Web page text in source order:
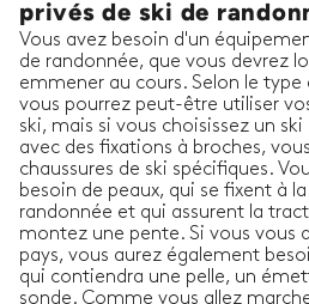
privés de ski de
Vous avez besoin d'un
de randonnée, que vous devrez
emmener au cours. Selon le type
vous pourrez peut-être utiliser
ski, mais si vous choisissez un
avec des fixations à broches,
chaussures de ski spécifiques.
besoin de peaux, qui se fixent à
randonnée et qui assurent la
montez une pente. Si vous vous
pays, vous aurez également
qui contiendra une pelle, un
sonde. Comme vous allez